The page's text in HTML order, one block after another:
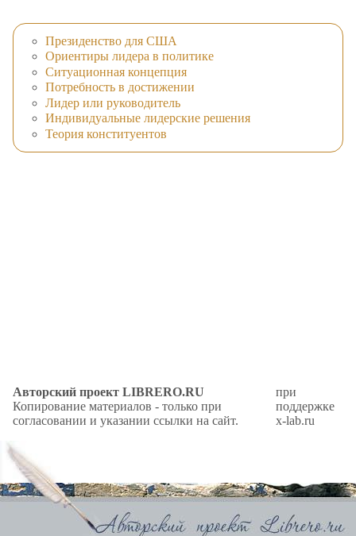
Президенство для США
Ориентиры лидера в политике
Ситуационная концепция
Потребность в достижении
Лидер или руководитель
Индивидуальные лидерские решения
Теория конституентов
Авторский проект LIBRERO.RU
Копирование материалов - только при
согласовании и указании ссылки на сайт.
при
поддержке
x-lab.ru